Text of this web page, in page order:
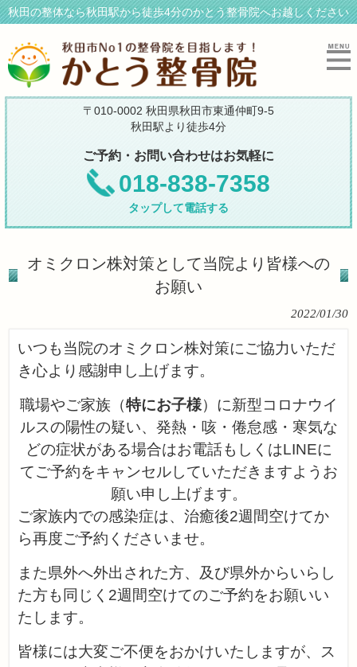
秋田の整体なら秋田駅から徒歩4分のかとう整骨院へお越しください
〒010-0002 秋田県秋田市東通仲町9-5
秋田駅より徒歩4分
ご予約・お問い合わせはお気軽に
018-838-7358
タップして電話する
オミクロン株対策として当院より皆様への
お願い
2022/01/30
いつも当院のオミクロン株対策にご協力いただ
き心より感謝申し上げます。
職場やご家族（特にお子様）に新型コロナウイ
ルスの陽性の疑い、発熱・咳・倦怠感・寒気な
どの症状がある場合はお電話もしくはLINEに
てご予約をキャンセルしていただきますようお
願い申し上げます。
ご家族内での感染症は、治癒後2週間空けてか
ら再度ご予約くださいませ。
また県外へ外出された方、及び県外からいらし
た方も同じく2週間空けてのご予約をお願いい
たします。
皆様には大変ご不便をおかけいたしますが、ス